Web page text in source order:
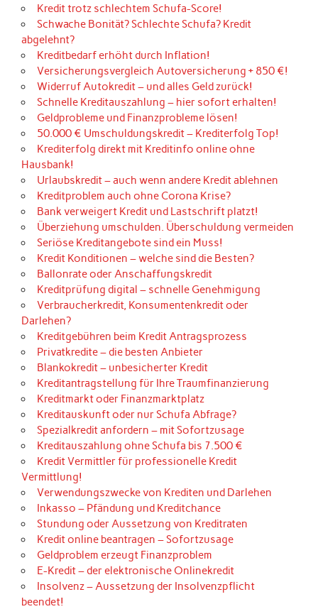
Kredit trotz schlechtem Schufa-Score!
Schwache Bonität? Schlechte Schufa? Kredit
abgelehnt?
Kreditbedarf erhöht durch Inflation!
Versicherungsvergleich Autoversicherung + 850 €!
Widerruf Autokredit – und alles Geld zurück!
Schnelle Kreditauszahlung – hier sofort erhalten!
Geldprobleme und Finanzprobleme lösen!
50.000 € Umschuldungskredit – Krediterfolg Top!
Krediterfolg direkt mit Kreditinfo online ohne
Hausbank!
Urlaubskredit – auch wenn andere Kredit ablehnen
Kreditproblem auch ohne Corona Krise?
Bank verweigert Kredit und Lastschrift platzt!
Überziehung umschulden. Überschuldung vermeiden
Seriöse Kreditangebote sind ein Muss!
Kredit Konditionen – welche sind die Besten?
Ballonrate oder Anschaffungskredit
Kreditprüfung digital – schnelle Genehmigung
Verbraucherkredit, Konsumentenkredit oder
Darlehen?
Kreditgebühren beim Kredit Antragsprozess
Privatkredite – die besten Anbieter
Blankokredit – unbesicherter Kredit
Kreditantragstellung für Ihre Traumfinanzierung
Kreditmarkt oder Finanzmarktplatz
Kreditauskunft oder nur Schufa Abfrage?
Spezialkredit anfordern – mit Sofortzusage
Kreditauszahlung ohne Schufa bis 7.500 €
Kredit Vermittler für professionelle Kredit
Vermittlung!
Verwendungszwecke von Krediten und Darlehen
Inkasso – Pfändung und Kreditchance
Stundung oder Aussetzung von Kreditraten
Kredit online beantragen – Sofortzusage
Geldproblem erzeugt Finanzproblem
E-Kredit – der elektronische Onlinekredit
Insolvenz – Aussetzung der Insolvenzpflicht
beendet!